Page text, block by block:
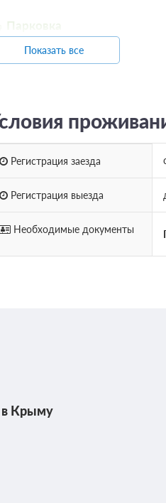
Парковка
Автостоянка / Парковка
Бесплатная автостоянка /
Показать все
Регистрация заезда
Регистрация выезда
Необходимые документы
в Крыму